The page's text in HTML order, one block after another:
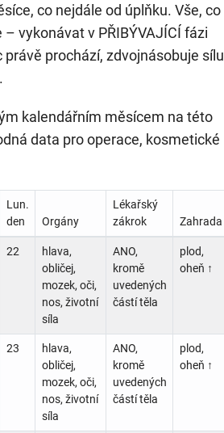
co nejdále od úplňku. Vše, co
vykonávat v PŘIBÝVAJÍCÍ fázi
prochází, zdvojnásobuje sílu
kalendářním měsícem na této
data pro operace, kosmetické
Lun.
den
Orgány
Lékařský
zákrok
Zahrada
22
hlava,
obličej,
mozek, oči,
nos, životní
síla
ANO,
kromě
uvedených
částí těla
plod,
oheň ↑
23
hlava,
obličej,
mozek, oči,
nos, životní
síla
ANO,
kromě
uvedených
částí těla
plod,
oheň ↑